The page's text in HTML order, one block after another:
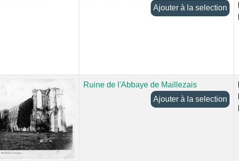
Ajouter à la selection
Ruine de l'Abbaye de Maillezais
Ajouter à la selection